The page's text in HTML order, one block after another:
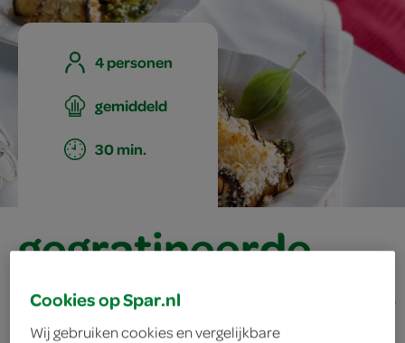
4 personen
gemiddeld
30 min.
gegratineerde
auberginerolletjes
Cookies op Spar.nl
Wij gebruiken cookies en vergelijkbare